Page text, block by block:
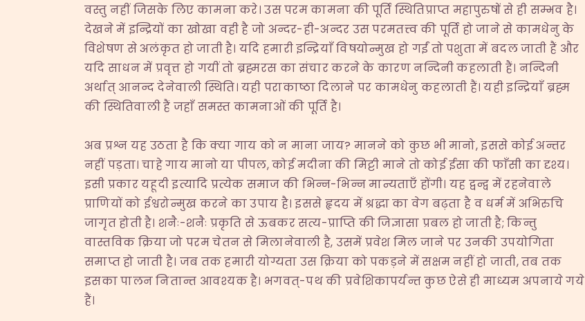
वस्तु नहीं जिसके लिए कामना करे। उस परम कामना की पूर्ति स्थितिप्राप्त महापुरुषों से ही सम्भव है।
देखने में इन्द्रियों का खोखा वही है जो अन्दर-ही-अन्दर उस परमतत्त्व की पूर्ति हो जाने से कामधेनु के
विशेषण से अलंकृत हो जाती है। यदि हमारी इन्द्रियाँ विषयोन्मुख हो गईं तो पशुता में बदल जाती हैं और
यदि साधन में प्रवृत्त हो गयीं तो ब्रह्मरस का संचार करने के कारण नन्दिनी कहलाती हैं। नन्दिनी
अर्थात् आनन्द देनेवाली स्थिति। यही पराकाष्ठा दिलाने पर कामधेनु कहलाती हैं। यही इन्द्रियाँ ब्रह्म
की स्थितिवाली हैं जहाँ समस्त कामनाओं की पूर्ति है।
अब प्रश्न यह उठता है कि क्या गाय को न माना जाय? मानने को कुछ भी मानो, इससे कोई अन्तर
नहीं पड़ता। चाहे गाय मानो या पीपल, कोई मदीना की मिट्टी माने तो कोई ईसा की फाँसी का दृश्य।
इसी प्रकार यहूदी इत्यादि प्रत्येक समाज की भिन्न-भिन्न मान्यताएँ होंगी। यह द्वन्द्व में रहनेवाले
प्राणियों को ईश्वरोन्मुख करने का उपाय है। इससे हृदय में श्रद्धा का वेग बढ़ता है व धर्म में अभिरुचि
जागृत होती है। शनैः-शनैः प्रकृति से ऊबकर सत्य-प्राप्ति की जिज्ञासा प्रबल हो जाती है; किन्तु
वास्तविक क्रिया जो परम चेतन से मिलानेवाली है, उसमें प्रवेश मिल जाने पर उनकी उपयोगिता
समाप्त हो जाती है। जब तक हमारी योग्यता उस क्रिया को पकड़ने में सक्षम नहीं हो जाती, तब तक
इसका पालन नितान्त आवश्यक है। भगवत्-पथ की प्रवेशिकापर्यन्त कुछ ऐसे ही माध्यम अपनाये गये
हैं।